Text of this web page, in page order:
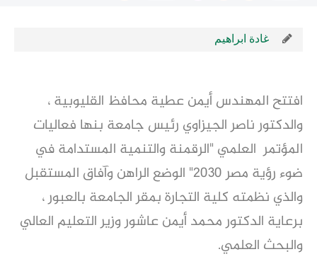
غادة ابراهيم
افتتح المهندس أيمن عطية محافظ القليوبية ،
والدكتور ناصر الجيزاوي رئيس جامعة بنها فعاليات
المؤتمر العلمي "الرقمنة والتنمية المستدامة في
ضوء رؤية مصر 2030" الوضع الراهن وآفاق المستقبل
والذي نظمته كلية التجارة بمقر الجامعة بالعبور ،
برعاية الدكتور محمد أيمن عاشور وزير التعليم العالي
والبحث العلمي.